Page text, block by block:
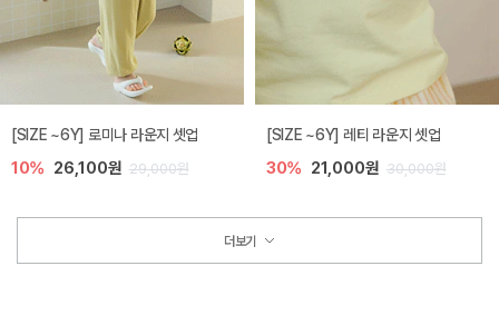
[SIZE ~6Y] 로미나 라운지 셋업
10% 26,100원 29,000원
[SIZE ~6Y] 레티 라운지 셋업
30% 21,000원 30,000원
더보기